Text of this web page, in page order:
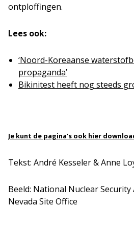
ontploffingen.
Lees ook:
‘Noord-Koreaanse
propaganda’
Bikinitest heeft nog steeds
Je kunt de pagina’s ook hier
Tekst: André Kesseler & Anne
Beeld: National Nuclear
Nevada Site Office